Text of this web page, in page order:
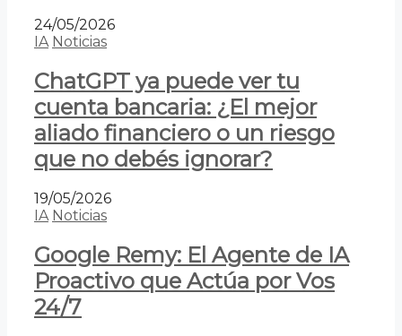
24/05/2026
IA Noticias
ChatGPT ya puede ver tu
cuenta bancaria: ¿El mejor
aliado financiero o un riesgo
que no debés ignorar?
19/05/2026
IA Noticias
Google Remy: El Agente de IA
Proactivo que Actúa por Vos
24/7